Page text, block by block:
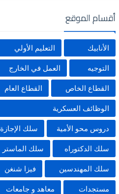
أقسام الموقع
الأنابيك التعليم الأولي
التوجيه العمل في الخارج
القطاع الخاص القطاع العام
الوظائف العسكرية
دروس محو الأمية سلك الإجازة
سلك الدكتوراه سلك الماستر
سلك المهندسين فيزا شنغن
مستجدات معاهد و جامعات